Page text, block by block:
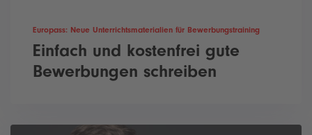
Europass: Neue Unterrichtsmaterialien für Bewerbungstraining
Einfach und kostenfrei gute
Bewerbungen schreiben